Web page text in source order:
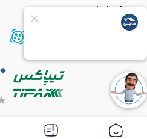
همراه با ما
استفاده از مطالب فروشگاه اینترنتی خاجی‌ کالا